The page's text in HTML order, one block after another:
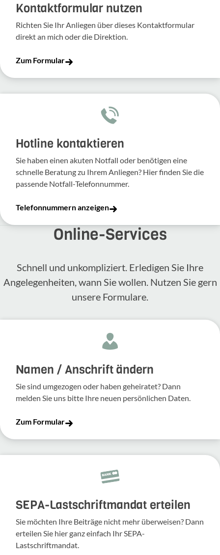
Kontakt­for­mular nutzen
Richten Sie Ihr Anliegen über dieses Kontakt­for­mular
direkt an mich oder die Direk­tion.
Zum Formular
Hotline kontaktieren
Sie haben einen akuten Notfall oder benötigen eine
schnelle Beratung zu Ihrem Anliegen? Hier finden Sie die
passende Notfall-Telefonnummer.
Telefonnummern anzeigen
Online-​Services
Schnell und unkompliziert. Erledigen Sie Ihre
Angelegenheiten, wann Sie wollen. Nutzen Sie gern
unsere Formulare.
Namen / Anschrift ändern
Sie sind umgezogen oder haben geheiratet? Dann
melden Sie uns bitte Ihre neuen persönlichen Daten.
Zum Formular
SEPA-Lastschriftmandat erteilen
Sie möchten Ihre Beiträge nicht mehr überweisen? Dann
erteilen Sie hier ganz einfach Ihr SEPA-
Lastschriftmandat.